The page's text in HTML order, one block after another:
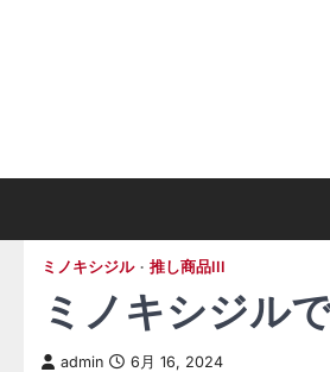
ミノキシジル 推し商品III
ミノキシジル
admin 6月 16, 2024